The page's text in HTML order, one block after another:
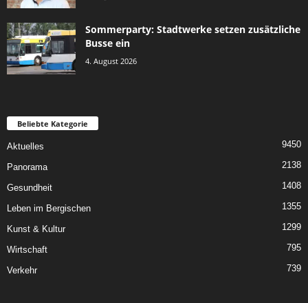
Sommerparty: Stadtwerke setzen zusätzliche
Busse ein
4. August 2026
Beliebte Kategorie
Aktuelles 9450
Panorama 2138
Gesundheit 1408
Leben im Bergischen 1355
Kunst & Kultur 1299
Wirtschaft 795
Verkehr 739